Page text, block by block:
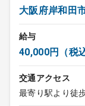
大阪府岸和田
給与
40,000円（税込
交通アクセス
最寄り駅より徒